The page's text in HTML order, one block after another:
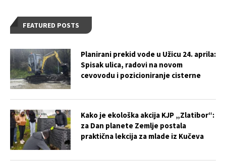
FEATURED POSTS
Planirani prekid vode u Užicu 24. aprila:
Spisak ulica, radovi na novom
cevovodu i pozicioniranje cisterne
Kako je ekološka akcija KJP „Zlatibor“:
za Dan planete Zemlje postala
praktična lekcija za mlade iz Kučeva